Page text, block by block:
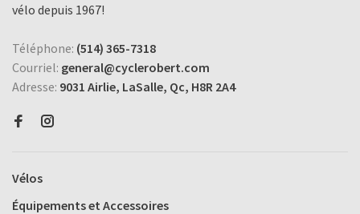
vélo depuis 1967!
Téléphone: (514) 365-7318
Courriel: general@cyclerobert.com
Adresse: 9031 Airlie, LaSalle, Qc, H8R 2A4
Vélos
Équipements et Accessoires